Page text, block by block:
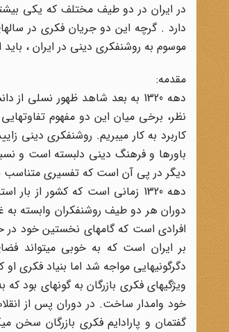
در ایران در دو طیف مختلف که یکی
دارد . گرچه این دو جریان فکری در
موسوم به روشنفکری دینی در ایران ، باید
مقدمه:
دهه 1320 به بعد شاهد ظهور
نظر، برخی میان این دو مفهوم
کاربرد به کار میبریم. روشنفکری
باورها و فرهنگ دینی دلبسته است و
دیگر در پی آن است که تفسیری متناسب
دهه 1320 زمانی است که کشور
دوران هر دو طیف روشنفکران وابسته به
افرادی است که گامهای نخستین خود در
بر ایران است که به خوبی میتواند
دگرگونیهایی مواجه شد اما بنیاد فکری
ویژگیهای فکری بازرگان به گونهای بود
گفتمان و پارادایم فکری بازرگان سخن